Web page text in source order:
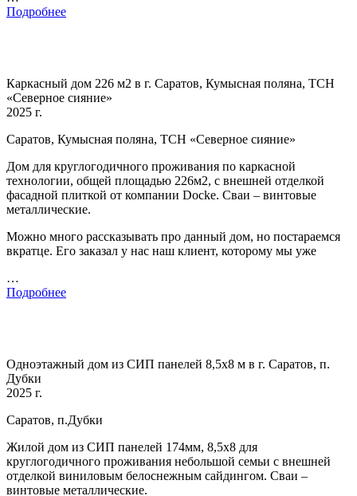
Подробнее
Каркасный дом 226 м2 в г. Саратов, Кумысная поляна, ТСН
«Северное сияние»
2025 г.
Саратов, Кумысная поляна, ТСН «Северное сияние»
Дом для круглогодичного проживания по каркасной
технологии, общей площадью 226м2, с внешней отделкой
фасадной плиткой от компании Docke. Сваи – винтовые
металлические.
Можно много рассказывать про данный дом, но постараемся
вкратце. Его заказал у нас наш клиент, которому мы уже
…
Подробнее
Одноэтажный дом из СИП панелей 8,5х8 м в г. Саратов, п.
Дубки
2025 г.
Саратов, п.Дубки
Жилой дом из СИП панелей 174мм, 8,5х8 для
круглогодичного проживания небольшой семьи с внешней
отделкой виниловым белоснежным сайдингом. Сваи –
винтовые металлические.